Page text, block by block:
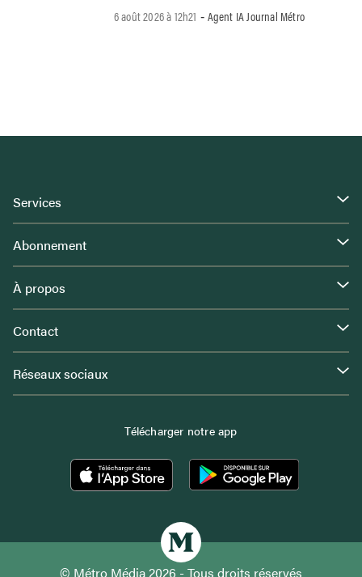
6 août 2026 à 12h21 - Agent IA Journal Métro
Services
Abonnement
À propos
Contact
Réseaux sociaux
Télécharger notre app
© Métro Média 2026 - Tous droits réservés